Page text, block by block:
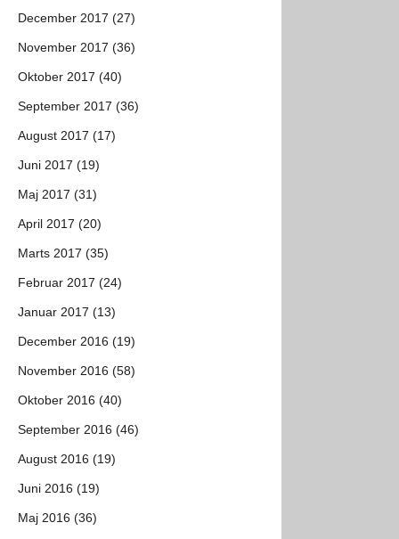
December 2017 (27)
November 2017 (36)
Oktober 2017 (40)
September 2017 (36)
August 2017 (17)
Juni 2017 (19)
Maj 2017 (31)
April 2017 (20)
Marts 2017 (35)
Februar 2017 (24)
Januar 2017 (13)
December 2016 (19)
November 2016 (58)
Oktober 2016 (40)
September 2016 (46)
August 2016 (19)
Juni 2016 (19)
Maj 2016 (36)